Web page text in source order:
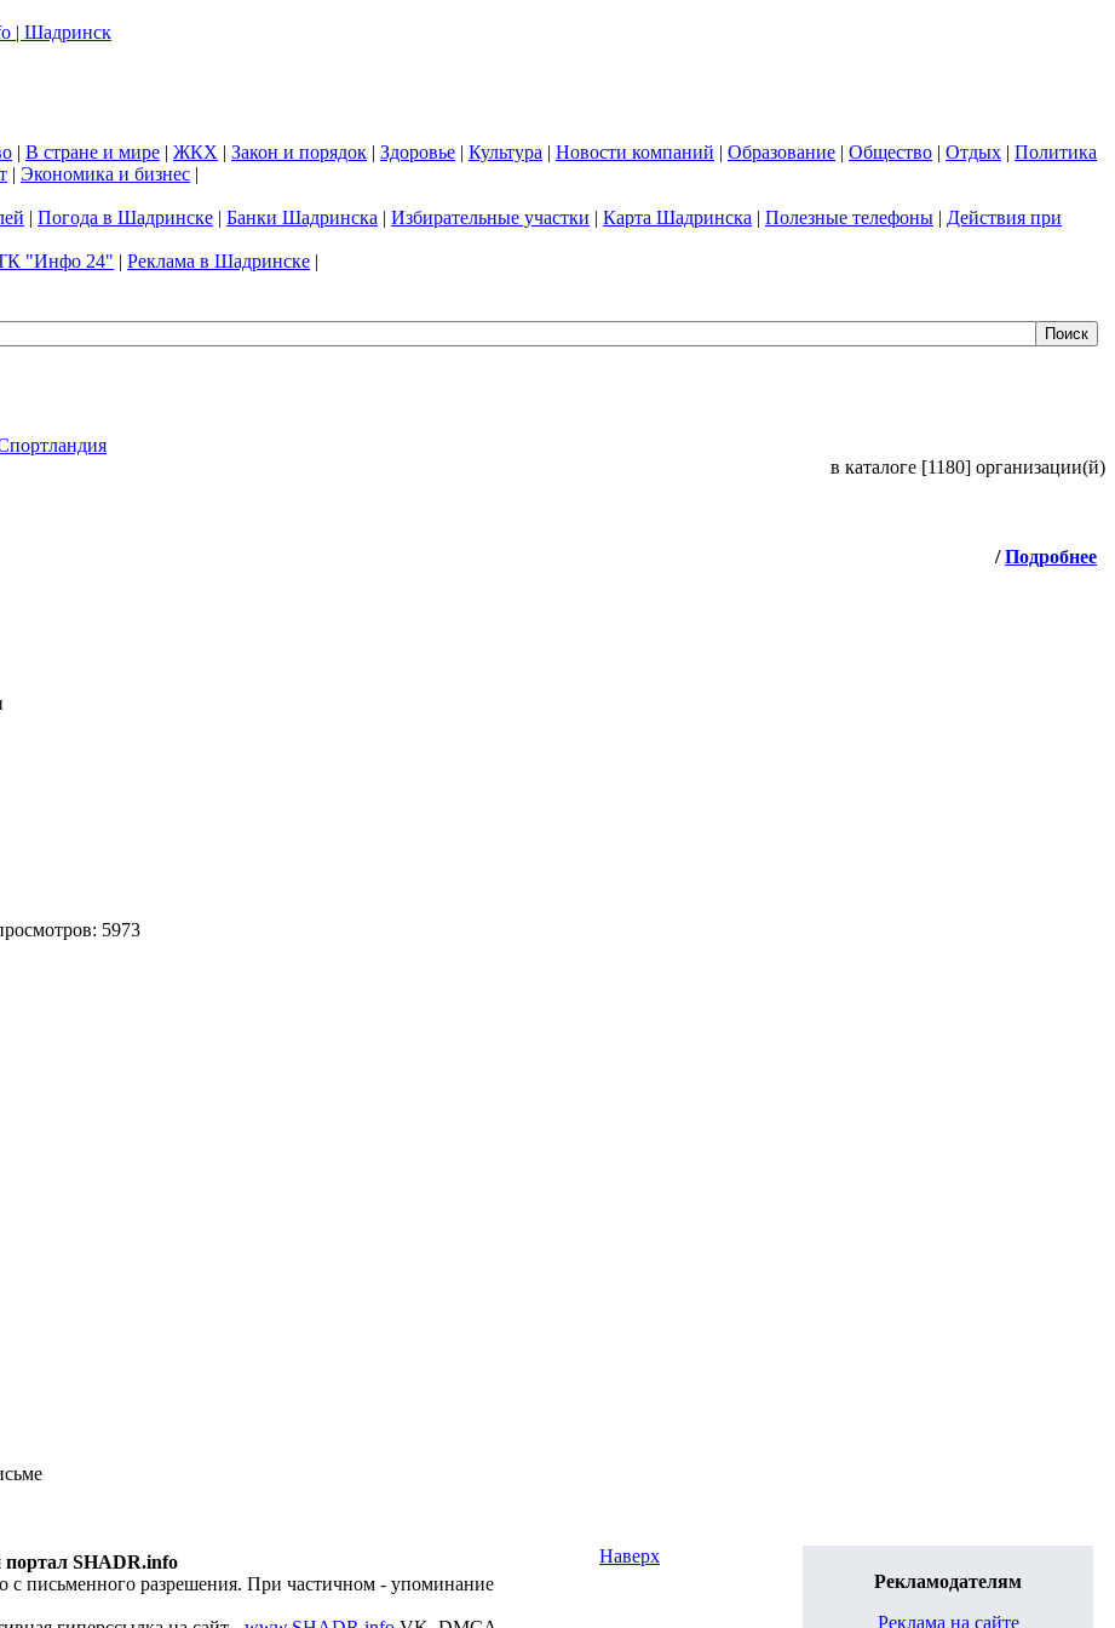
| В стране и мире | ЖКХ | Закон и порядок | Здоровье | Культура | Новости компаний | Образование | Общество | Отдых | Политика
| Экономика и бизнес |
| Погода в Шадринске | Банки Шадринска | Избирательные участки | Карта Шадринска | Полезные телефоны | Действия при
"Инфо 24" | Реклама в Шадринске |
в каталоге [1180] организации(й)
/ Подробнее
5973
SHADR.info
с письменного разрешения. При частичном - упоминание
Рекламодателям
Реклама на сайте
Наверх